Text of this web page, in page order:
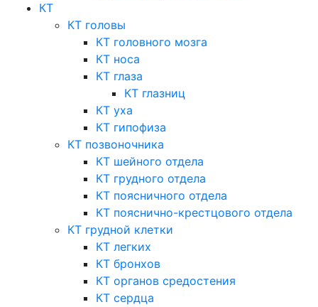
КТ
КТ головы
КТ головного мозга
КТ носа
КТ глаза
КТ глазниц
КТ уха
КТ гипофиза
КТ позвоночника
КТ шейного отдела
КТ грудного отдела
КТ поясничного отдела
КТ пояснично-крестцового отдела
КТ грудной клетки
КТ легких
КТ бронхов
КТ органов средостения
КТ сердца